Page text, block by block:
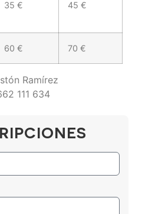
35 € 45 €
60 € 70 €
Ramírez
111 634